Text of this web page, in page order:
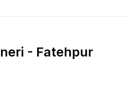
- Fatehpur